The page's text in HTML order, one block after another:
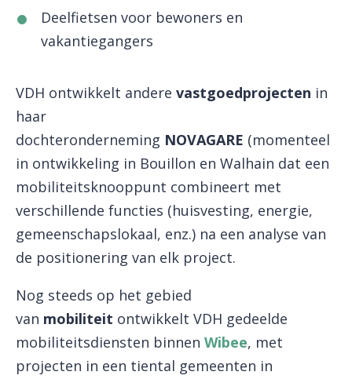
Deelfietsen voor bewoners en
vakantiegangers
VDH ontwikkelt andere vastgoedprojecten in
haar
dochteronderneming NOVAGARE (momenteel
in ontwikkeling in Bouillon en Walhain dat een
mobiliteitsknooppunt combineert met
verschillende functies (huisvesting, energie,
gemeenschapslokaal, enz.) na een analyse van
de positionering van elk project.
Nog steeds op het gebied
van mobiliteit ontwikkelt VDH gedeelde
mobiliteitsdiensten binnen Wibee, met
projecten in een tiental gemeenten in